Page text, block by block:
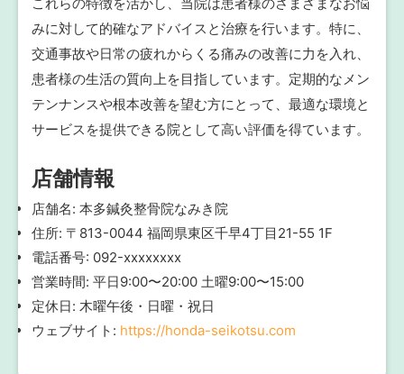
みに対して的確なアドバイスと治療を行います。特に、
交通事故や日常の疲れからくる痛みの改善に力を入れ、
患者様の生活の質向上を目指しています。定期的なメン
テンナンスや根本改善を望む方にとって、最適な環境と
サービスを提供できる院として高い評価を得ています。
店舗情報
店舗名: 本多鍼灸整骨院なみき院
住所: 〒813-0044 福岡県東区千早4丁目21-55 1F
電話番号: 092-xxxxxxxx
営業時間: 平日9:00〜20:00 土曜9:00〜15:00
定休日: 木曜午後・日曜・祝日
ウェブサイト: https://honda-seikotsu.com